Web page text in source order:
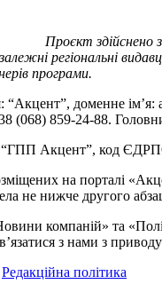
Проєкт здійснено
регіональні
програми.
“Акцент”, доменне
(068) 859-24-88.
“ГПП Акцент”, код
на порталі
не нижче другого
компаній» та
з нами з
Редакційна політика